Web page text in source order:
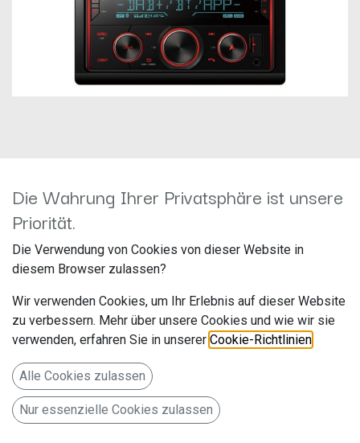
Pioneer FH-S820DAB
Hersteller: Pioneer
Artikelnummer: FH-S820DAB
Hanns-Martin-Schleyer-Str. 35
Willich NW 47877 www.pioneer-car.eu/de/de/
2-DIN Autoradio mit CD / DAB+ / Bluetooth / Front USB /
iPod / Spotify / Front AUX, Smart Sync App
Die Wahrung Ihrer Privatsphäre ist unsere
Priorität.
Die Verwendung von Cookies von dieser Website in
diesem Browser zulassen?
Wir verwenden Cookies, um Ihr Erlebnis auf dieser Website
zu verbessern. Mehr über unsere Cookies und wie wir sie
verwenden, erfahren Sie in unserer Cookie-Richtlinien
Alle Cookies zulassen
Nur essenzielle Cookies zulassen